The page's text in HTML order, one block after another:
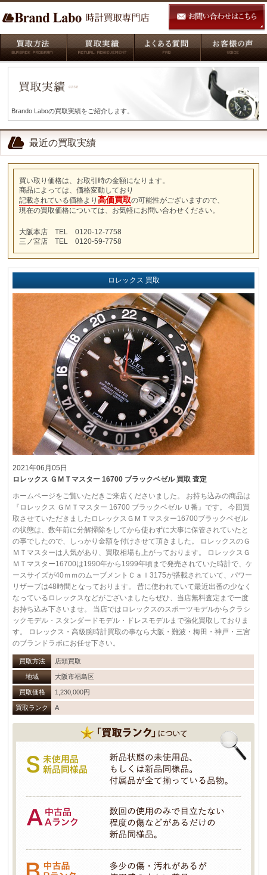
Brando Laboの買取実績をご紹介します。
最近の買取実績
買い取り価格は、お取引時の金額になります。
商品によっては、価格変動しており
記載されている価格より 高価買取の可能性がございますので、
現在の買取価格については、お気軽にお問い合わせください。
大阪本店 TEL 0120-12-7758
三ノ宮店 TEL 0120-59-7758
ロレックス 買取
2021年06月05日
ロレックス ＧＭＴマスター 16700 ブラックベゼル 買取 査定
ホームページをご覧いただきご来店くださいました。 お持ち込みの商品は
『ロレックス ＧＭＴマスター 16700 ブラックベゼル Ｕ番』です。 今回買
取させていただきましたロレックスＧＭＴマスター16700ブラックベゼル
の状態は、数年前に分解掃除をしてから使わずに大事に保管されていたと
の事でしたので、しっかり金額を付けさせて頂きました。 ロレックスのＧ
ＭＴマスターは人気があり、買取相場も上がっております。 ロレックスＧ
ＭＴマスター16700は1990年から1999年頃まで発売されていた時計で、ケ
ースサイズが40ｍｍのムーブメントＣａｌ3175が搭載されていて、パワー
リザーブは48時間となっております。 昔に使われていて最近出番の少なく
なっているロレックスなどがございましたらぜひ、当店無料査定まで一度
お持ち込み下さいませ。 当店ではロレックスのスポーツモデルからクラシ
ックモデル・スタンダードモデル・ドレスモデルまで強化買取しておりま
す。 ロレックス・高級腕時計買取の事なら大阪・難波・梅田・神戸・三宮
のブランドラボにお任せ下さい。
買取方法 店頭買取
地域 大阪市福島区
買取価格 1,230,000円
買取ランク A